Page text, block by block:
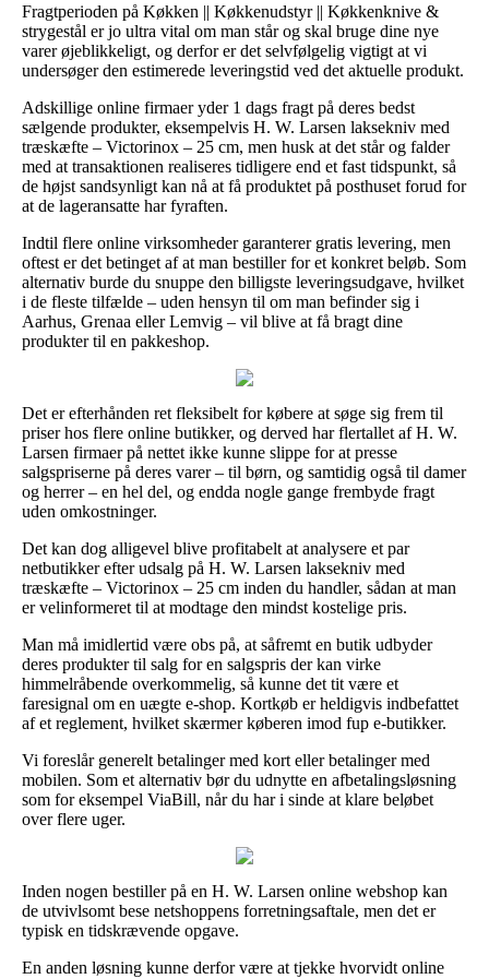
Fragtperioden på Køkken || Køkkenudstyr || Køkkenknive &
strygestål er jo ultra vital om man står og skal bruge dine nye
varer øjeblikkeligt, og derfor er det selvfølgelig vigtigt at vi
undersøger den estimerede leveringstid ved det aktuelle produkt.
Adskillige online firmaer yder 1 dags fragt på deres bedst
sælgende produkter, eksempelvis H. W. Larsen laksekniv med
træskæfte – Victorinox – 25 cm, men husk at det står og falder
med at transaktionen realiseres tidligere end et fast tidspunkt, så
de højst sandsynligt kan nå at få produktet på posthuset forud for
at de lageransatte har fyraften.
Indtil flere online virksomheder garanterer gratis levering, men
oftest er det betinget af at man bestiller for et konkret beløb. Som
alternativ burde du snuppe den billigste leveringsudgave, hvilket
i de fleste tilfælde – uden hensyn til om man befinder sig i
Aarhus, Grenaa eller Lemvig – vil blive at få bragt dine
produkter til en pakkeshop.
Det er efterhånden ret fleksibelt for købere at søge sig frem til
priser hos flere online butikker, og derved har flertallet af H. W.
Larsen firmaer på nettet ikke kunne slippe for at presse
salgspriserne på deres varer – til børn, og samtidig også til damer
og herrer – en hel del, og endda nogle gange frembyde fragt
uden omkostninger.
Det kan dog alligevel blive profitabelt at analysere et par
netbutikker efter udsalg på H. W. Larsen laksekniv med
træskæfte – Victorinox – 25 cm inden du handler, sådan at man
er velinformeret til at modtage den mindst kostelige pris.
Man må imidlertid være obs på, at såfremt en butik udbyder
deres produkter til salg for en salgspris der kan virke
himmelråbende overkommelig, så kunne det tit være et
faresignal om en uægte e-shop. Kortkøb er heldigvis indbefattet
af et reglement, hvilket skærmer køberen imod fup e-butikker.
Vi foreslår generelt betalinger med kort eller betalinger med
mobilen. Som et alternativ bør du udnytte en afbetalingsløsning
som for eksempel ViaBill, når du har i sinde at klare beløbet
over flere uger.
Inden nogen bestiller på en H. W. Larsen online webshop kan
de utvivlsomt bese netshoppens forretningsaftale, men det er
typisk en tidskrævende opgave.
En anden løsning kunne derfor være at tjekke hvorvidt online